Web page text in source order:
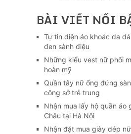
BÀI VIẾT NỔI
Tự tin diện áo khoác da
đen sành điệu
Những kiểu vest nữ phối
hoàn mỹ
Quần tây nữ ống đứng
công sở trẻ trung
Nhận mua lấy hộ quần áo
Châu tại Hà Nội
Nhận đặt mua giày dép